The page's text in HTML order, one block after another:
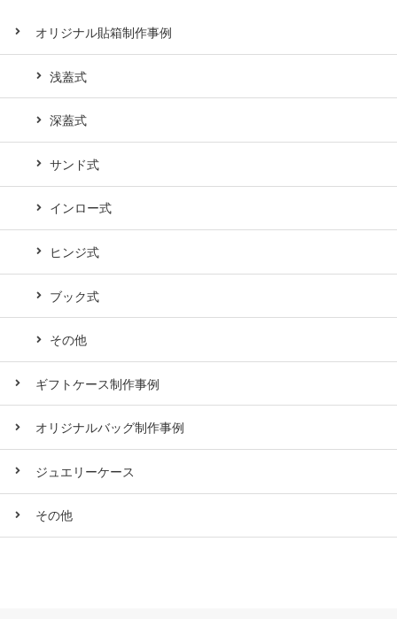
オリジナル貼箱制作事例
浅蓋式
深蓋式
サンド式
インロー式
ヒンジ式
ブック式
その他
ギフトケース制作事例
オリジナルバッグ制作事例
ジュエリーケース
その他